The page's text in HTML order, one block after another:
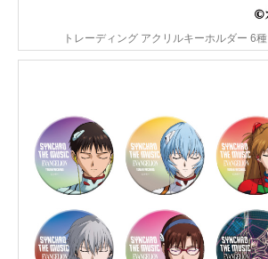
トレーディング アクリルキーホルダー 6種